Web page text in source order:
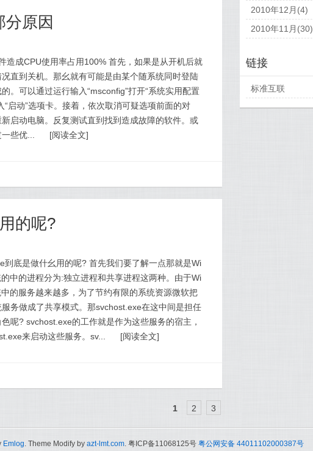
分原因
造成CPU使用率占用100% 首先，如果是从开机后就
直到关机。那幺就有可能是由某个随系统同时登陆
。可以通过运行输入“msconfig”打开“系统实用配置
“启动”选项卡。接着，依次取消可疑选项前面的对
启动电脑。反复测试直到找到造成故障的软件。或
些优...
[阅读全文]
的呢?
到底是做什幺用的呢? 首先我们要了解一点那就是Wi
中的进程分为:独立进程和共享进程这两种。由于Wi
的服务越来越多，为了节约有限的系统资源微软把
务做成了共享模式。那svchost.exe在这中间是担任
呢? svchost.exe的工作就是作为这些服务的宿主，
来启动这些服务。sv...
[阅读全文]
1 2 3
2010年12月(4)
2010年11月(30)
链接
标准互联
Emlog. Theme Modify by azt-lmt.com. 粤ICP备11068125号 粤公网安备 44011102000387号